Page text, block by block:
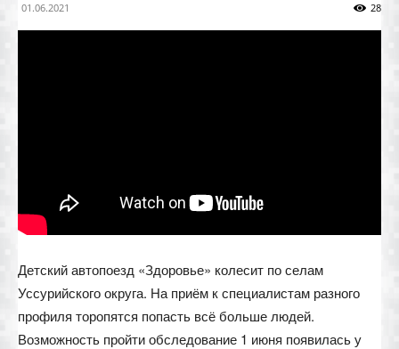
01.06.2021 28
Детский автопоезд «Здоровье» колесит по селам
Уссурийского округа. На приём к специалистам разного
профиля торопятся попасть всё больше людей.
Возможность пройти обследование 1 июня появилась у